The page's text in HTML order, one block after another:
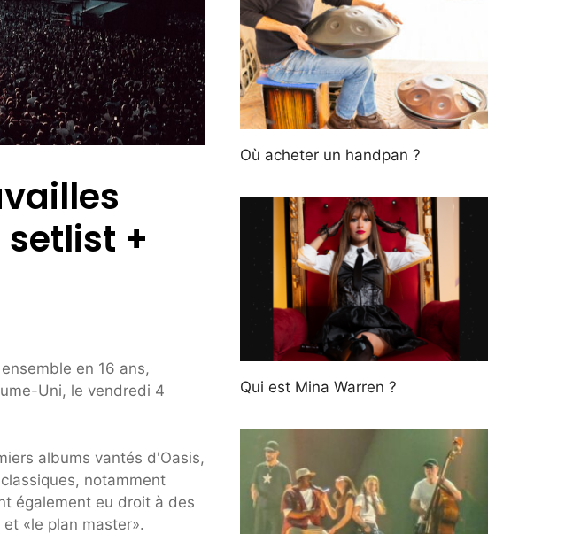
+
en 16 ans,
Uni, le vendredi 4
albums vantés d'Oasis,
notamment
également eu droit à des
«le plan master».
Où acheter un handpan ?
Qui est Mina Warren ?